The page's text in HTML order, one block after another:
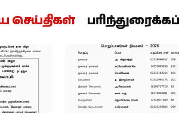
செய்திகள்